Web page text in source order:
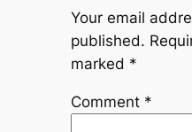
Your email
published.
marked *
Comment *